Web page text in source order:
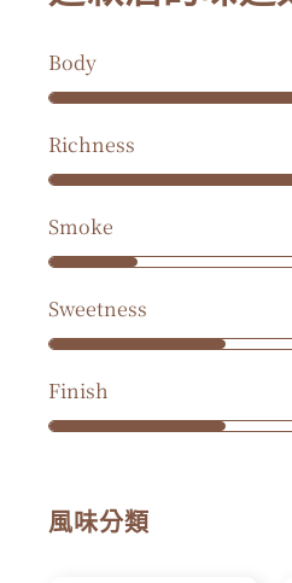
Body
Richness
Smoke
Sweetness
Finish
風味分類